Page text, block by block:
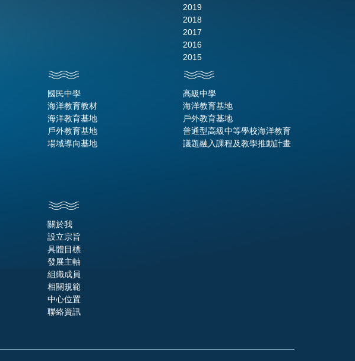
2019
2018
2017
2016
2015
國民中學
海洋教育教材
海洋教育基地
戶外教育基地
場域導向基地
高級中學
海洋教育基地
戶外教育基地
普通型高級中等學校海洋教育
議題融入課程及教學推動計畫
關於我
設立宗旨
具體目標
發展主軸
組織成員
相關規範
中心位置
聯絡資訊